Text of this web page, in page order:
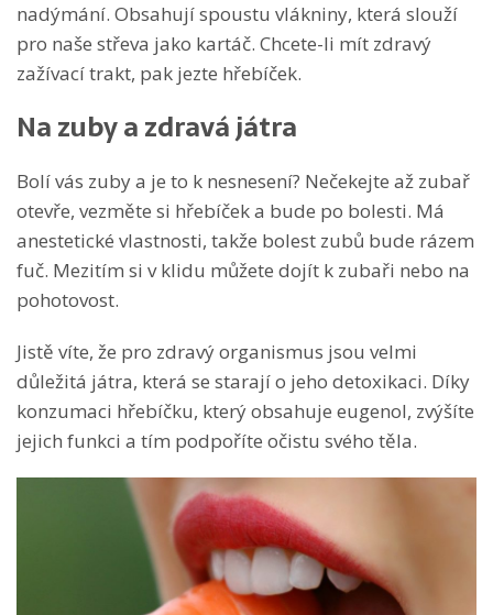
nadýmání. Obsahují spoustu vlákniny, která slouží
pro naše střeva jako kartáč. Chcete-li mít zdravý
zažívací trakt, pak jezte hřebíček.
Na zuby a zdravá játra
Bolí vás zuby a je to k nesnesení? Nečekejte až zubař
otevře, vezměte si hřebíček a bude po bolesti. Má
anestetické vlastnosti, takže bolest zubů bude rázem
fuč. Mezitím si v klidu můžete dojít k zubaři nebo na
pohotovost.
Jistě víte, že pro zdravý organismus jsou velmi
důležitá játra, která se starají o jeho detoxikaci. Díky
konzumaci hřebíčku, který obsahuje eugenol, zvýšíte
jejich funkci a tím podpoříte očistu svého těla.